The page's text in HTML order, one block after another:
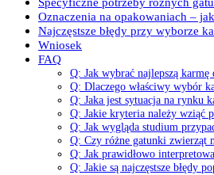
Oznaczenia na opakowaniach –
Najczęstsze błędy przy wyborze
Wniosek
FAQ
Q: Jak wybrać najlepszą karmę
Q: Dlaczego właściwy wybór
Q: Jaka jest sytuacja na rynku
Q: Jakie kryteria należy wziąć
Q: Jak wygląda studium
Q: Czy różne gatunki zwierząt
Q: Jak prawidłowo
Q: Jakie są najczęstsze błędy